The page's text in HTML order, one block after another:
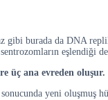
gibi burada da DNA
eşlendiği
üç ana evreden oluşur.
yeni oluşmuş